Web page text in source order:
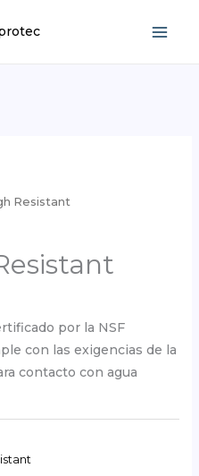
Resistant
por la NSF
con las exigencias de la
contacto con agua